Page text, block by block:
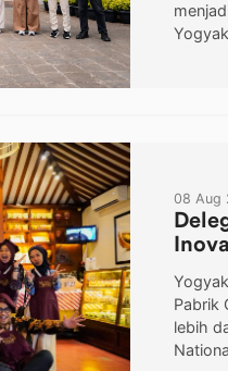
08 Aug
Pabrik
lebih